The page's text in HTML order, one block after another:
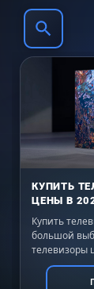
КУПИТЬ
ЦЕНЫ В
Купить
большой
телевизоры
выгодные
всей России.